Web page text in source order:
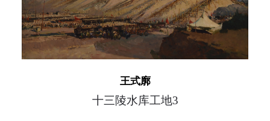
王式廓
十三陵水库工地3
快捷登录 帐号密码登录
手机号码将作为您的登录账号